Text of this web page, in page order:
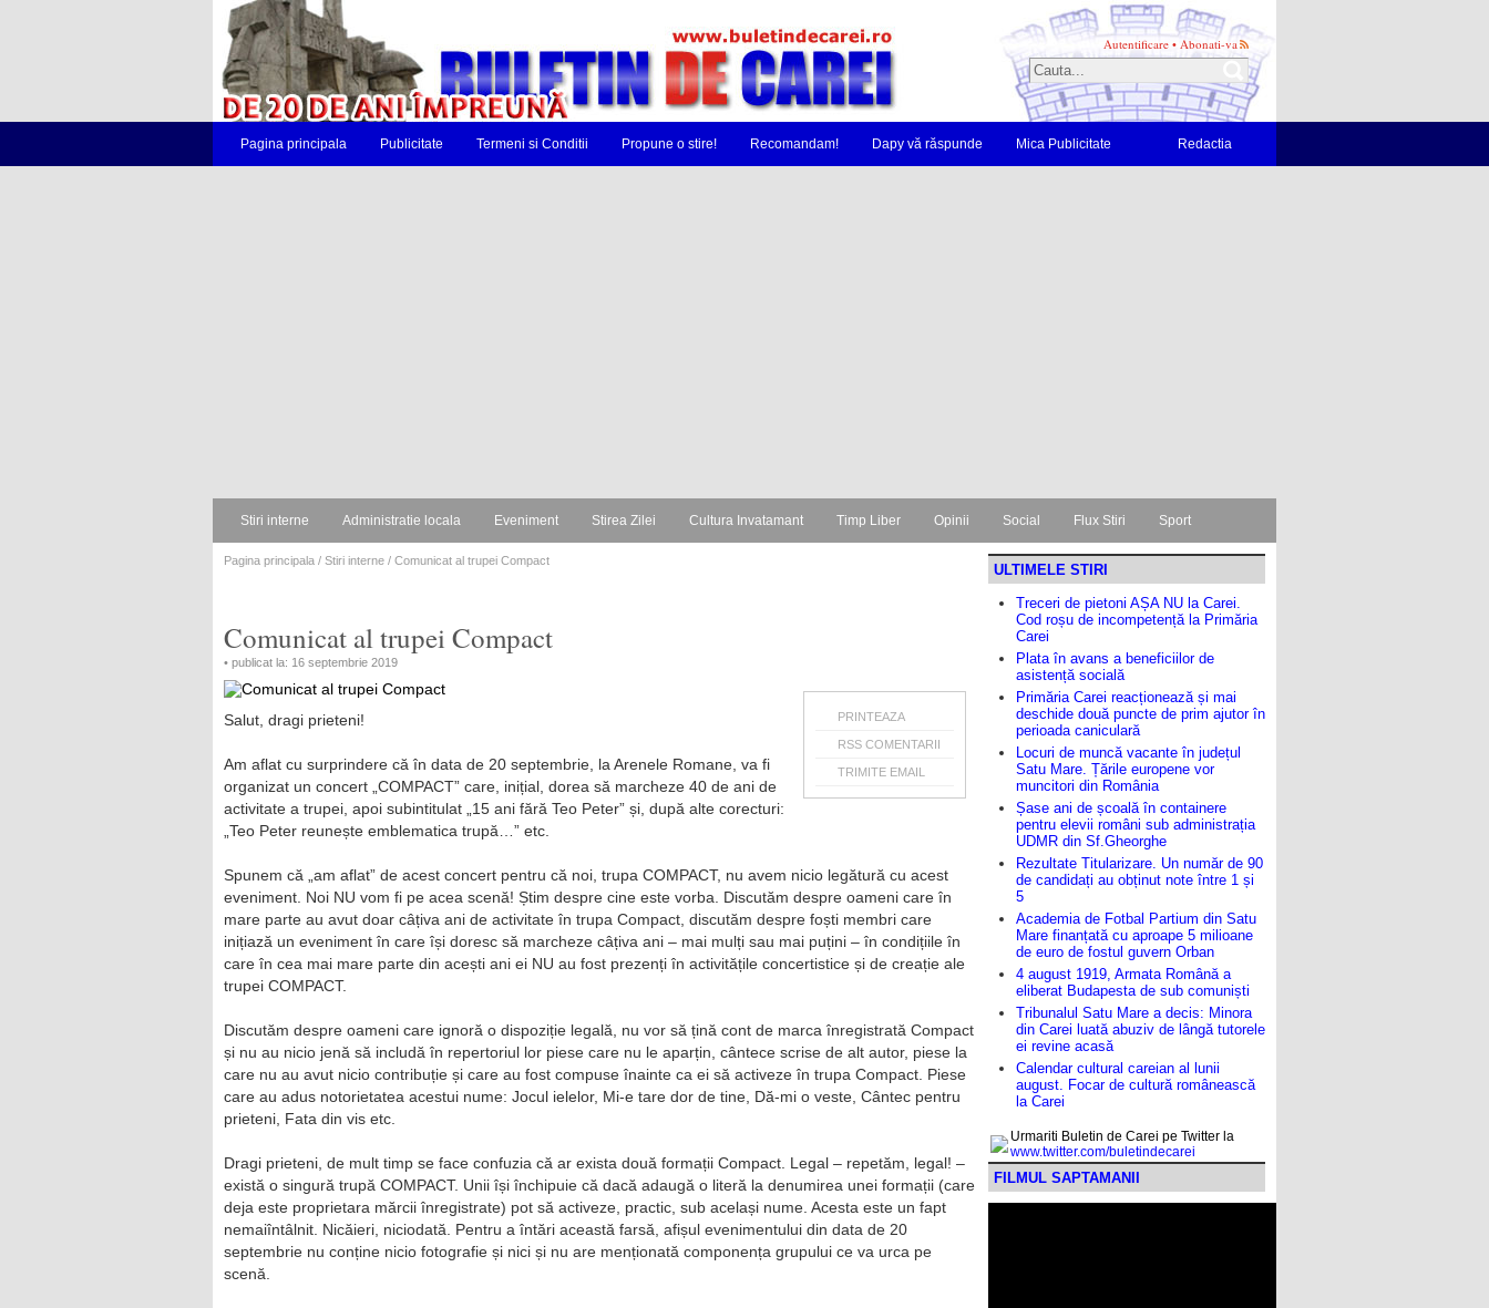
Autentificare • Abonati-va
Pagina principala Publicitate Termeni si Conditii Propune o stire! Recomandam! Dapy vă răspunde Mica Publicitate Redactia
Stiri interne Administratie locala Eveniment Stirea Zilei Cultura Invatamant Timp Liber Opinii Social Flux Stiri Sport
Pagina principala / Stiri interne / Comunicat al trupei Compact
Comunicat al trupei Compact
• publicat la: 16 septembrie 2019
PRINTEAZA
RSS COMENTARII
TRIMITE EMAIL
Salut, dragi prieteni!
Am aflat cu surprindere că în data de 20 septembrie, la Arenele Romane, va fi
organizat un concert „COMPACT” care, inițial, dorea să marcheze 40 de ani de
activitate a trupei, apoi subintitulat „15 ani fără Teo Peter” și, după alte corecturi:
„Teo Peter reunește emblematica trupă…” etc.
Spunem că „am aflat” de acest concert pentru că noi, trupa COMPACT, nu avem nicio legătură cu acest
eveniment. Noi NU vom fi pe acea scenă! Știm despre cine este vorba. Discutăm despre oameni care în
mare parte au avut doar câțiva ani de activitate în trupa Compact, discutăm despre foști membri care
inițiază un eveniment în care își doresc să marcheze câțiva ani – mai mulți sau mai puțini – în condițiile în
care în cea mai mare parte din acești ani ei NU au fost prezenți în activitățile concertistice și de creație ale
trupei COMPACT.
Discutăm despre oameni care ignoră o dispoziție legală, nu vor să țină cont de marca înregistrată Compact
și nu au nicio jenă să includă în repertoriul lor piese care nu le aparțin, cântece scrise de alt autor, piese la
care nu au avut nicio contribuție și care au fost compuse înainte ca ei să activeze în trupa Compact. Piese
care au adus notorietatea acestui nume: Jocul ielelor, Mi-e tare dor de tine, Dă-mi o veste, Cântec pentru
prieteni, Fata din vis etc.
Dragi prieteni, de mult timp se face confuzia că ar exista două formații Compact. Legal – repetăm, legal! –
există o singură trupă COMPACT. Unii își închipuie că dacă adaugă o literă la denumirea unei formații (care
deja este proprietara mărcii înregistrate) pot să activeze, practic, sub același nume. Acesta este un fapt
nemaiîntâlnit. Nicăieri, niciodată. Pentru a întări această farsă, afișul evenimentului din data de 20
septembrie nu conține nicio fotografie și nici și nu are menționată componența grupului ce va urca pe
scenă.
ULTIMELE STIRI
Treceri de pietoni AȘA NU la Carei.
Cod roșu de incompetență la Primăria
Carei
Plata în avans a beneficiilor de
asistență socială
Primăria Carei reacționează și mai
deschide două puncte de prim ajutor în
perioada caniculară
Locuri de muncă vacante în județul
Satu Mare. Țările europene vor
muncitori din România
Șase ani de școală în containere
pentru elevii români sub administrația
UDMR din Sf.Gheorghe
Rezultate Titularizare. Un număr de 90
de candidați au obținut note între 1 și
5
Academia de Fotbal Partium din Satu
Mare finanțată cu aproape 5 milioane
de euro de fostul guvern Orban
4 august 1919, Armata Română a
eliberat Budapesta de sub comuniști
Tribunalul Satu Mare a decis: Minora
din Carei luată abuziv de lângă tutorele
ei revine acasă
Calendar cultural careian al lunii
august. Focar de cultură românească
la Carei
Urmariti Buletin de Carei pe Twitter la
www.twitter.com/buletindecarei
FILMUL SAPTAMANII